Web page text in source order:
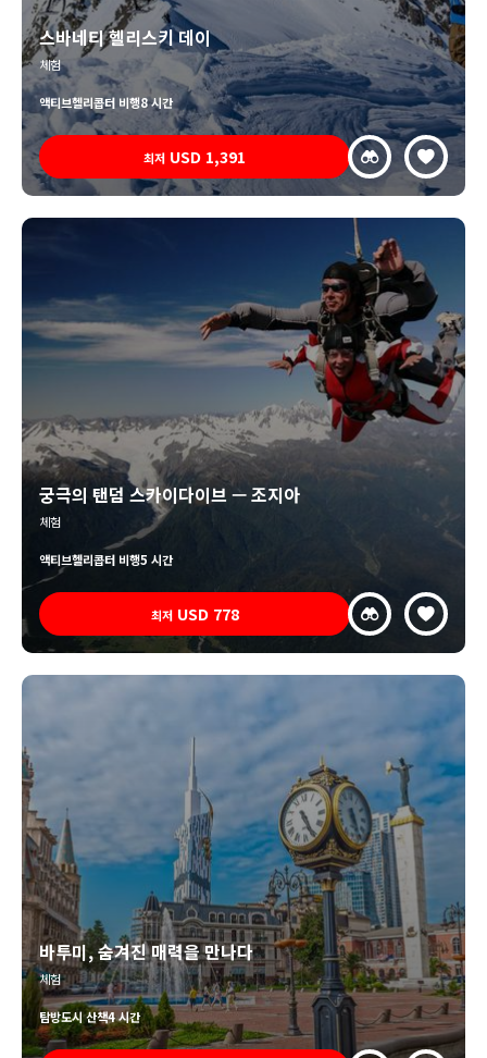
스바네티 헬리스키 데이
체험
액티브헬리콥터 비행8 시간
최저 USD 1,391
궁극의 탠덤 스카이다이브 — 조지아
체험
액티브헬리콥터 비행5 시간
최저 USD 778
바투미, 숨겨진 매력을 만나다
체험
탐방도시 산책4 시간